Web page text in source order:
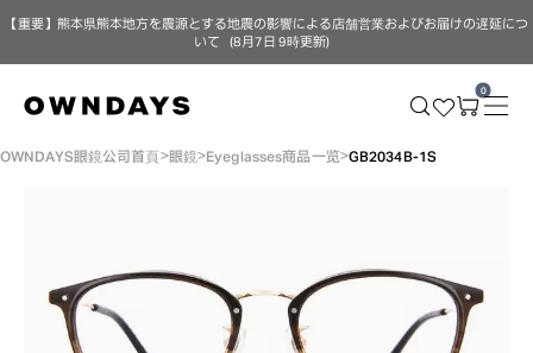
【重要】熊本県熊本地方を震源とする地震の影響による店舗営業およびお届けの遅延につ
いて（8月7日 9時更新）
0
OWNDAYS眼鏡公司首頁 眼鏡 Eyeglasses商品一览 GB2034B-1S